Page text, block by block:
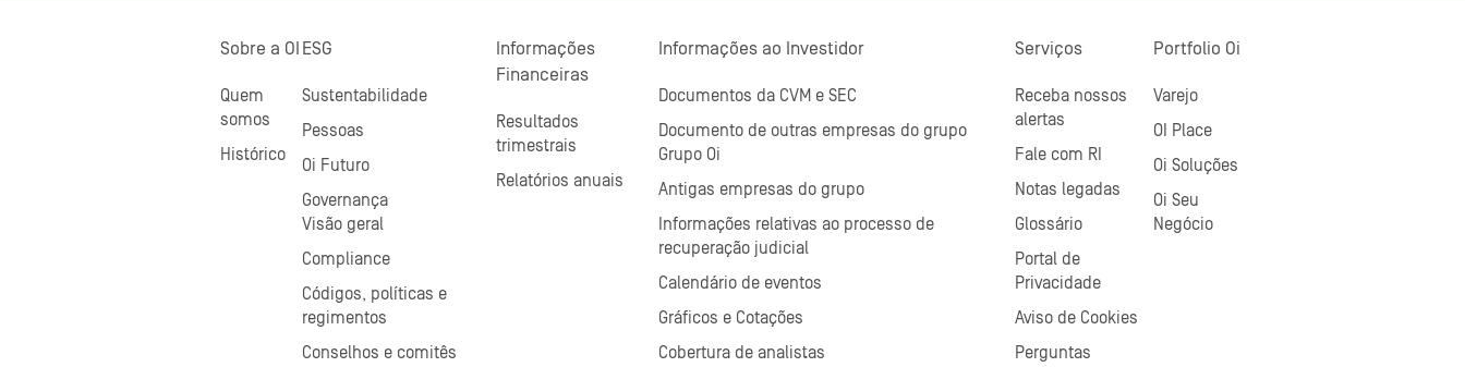
Sobre a OI
Quem
somos
Histórico
ESG
Sustentabilidade
Pessoas
Oi Futuro
Governança
Visão geral
Compliance
Códigos, políticas e
regimentos
Conselhos e comitês
Informações
Financeiras
Resultados
trimestrais
Relatórios anuais
Informações ao Investidor
Documentos da CVM e SEC
Documento de outras empresas do grupo
Grupo Oi
Antigas empresas do grupo
Informações relativas ao processo de
recuperação judicial
Calendário de eventos
Gráficos e Cotações
Cobertura de analistas
Serviços
Receba nossos
alertas
Fale com RI
Notas legadas
Glossário
Portal de
Privacidade
Aviso de Cookies
Perguntas
Portfolio Oi
Varejo
OI Place
Oi Soluções
Oi Seu
Negócio